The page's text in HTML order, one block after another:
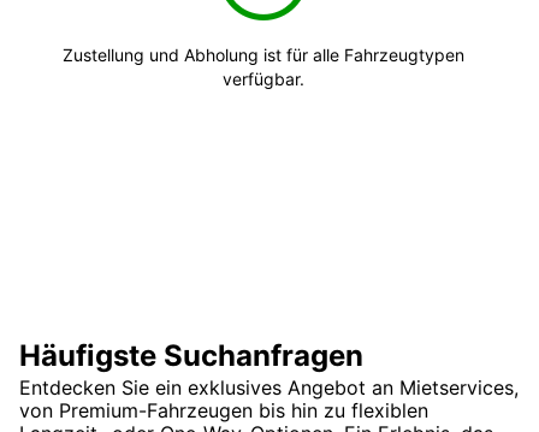
Zustellung und Abholung ist für alle Fahrzeugtypen
verfügbar.
Häufigste Suchanfragen
Entdecken Sie ein exklusives Angebot an Mietservices,
von Premium-Fahrzeugen bis hin zu flexiblen